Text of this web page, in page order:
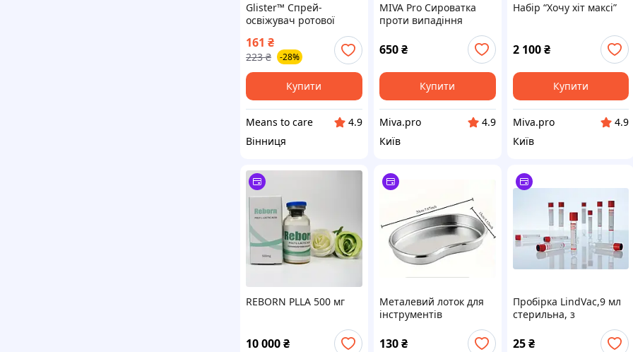
Glister™ Спрей-
освіжувач ротової
порожнини з ароматом
м’яти
161 ₴
223 ₴ -28%
Купити
Means to care
4.9
Вінниця
MIVA Pro Сироватка
проти випадіння
650₴
Купити
Miva.pro
4.9
Київ
Набір “Хочу хіт максі”
2 100 ₴
Купити
Miva.pro
4.9
Київ
REBORN PLLA 500 мг
10 000₴
Металевий лоток для
інструментів
130₴
Пробірка LindVac,9 мл
стерильна, з
активатором згортання
25 ₴